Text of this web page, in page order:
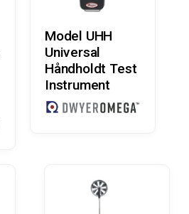
Læs Mere
Model UHH
Universal
Håndholdt Test
Instrument